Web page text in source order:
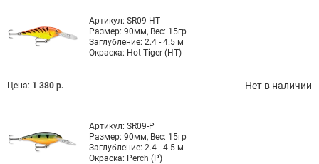
Артикул: SR09-HT
Размер: 90мм, Вес: 15гр
Заглубление: 2.4 - 4.5 м
Окраска: Hot Tiger (HT)
Цена: 1 380 р. Нет в наличии
Артикул: SR09-P
Размер: 90мм, Вес: 15гр
Заглубление: 2.4 - 4.5 м
Окраска: Perch (P)